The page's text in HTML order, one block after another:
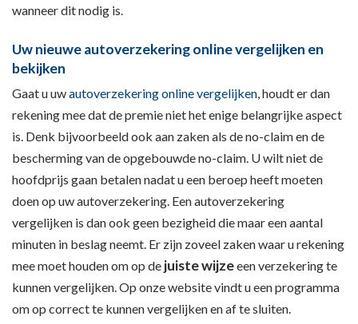
wanneer dit nodig is.
Uw nieuwe autoverzekering online vergelijken en
bekijken
Gaat u uwautoverzekeringonlinevergelijken , houdt er dan
rekening mee dat de premie niet het enige belangrijke aspect
is. Denk bijvoorbeeld ook aan zaken als de no-claim en de
bescherming van de opgebouwde no-claim. U wilt niet de
hoofdprijs gaan betalen nadat u een beroep heeft moeten
doen op uw autoverzekering. Een autoverzekering
vergelijken is dan ook geen bezigheid die maar een aantal
minuten in beslag neemt. Er zijn zoveel zaken waar u rekening
mee moet houden om op de juiste wijzeeen verzekeringte
kunnen vergelijken. Op onze website vindt u een programma
om op correct te kunnen vergelijken en af te sluiten.